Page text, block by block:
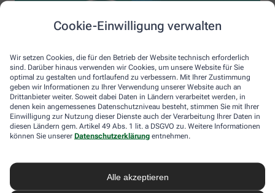
Cookie-Einwilligung verwalten
Wir setzen Cookies, die für den Betrieb der Website technisch erforderlich
sind. Darüber hinaus verwenden wir Cookies, um unsere Website für Sie
optimal zu gestalten und fortlaufend zu verbessern. Mit Ihrer Zustimmung
geben wir Informationen zu Ihrer Verwendung unserer Website auch an
Drittanbieter weiter. Soweit dabei Daten in Ländern verarbeitet werden, in
denen kein angemessenes Datenschutzniveau besteht, stimmen Sie mit Ihrer
Einwilligung zur Nutzung dieser Dienste auch der Verarbeitung Ihrer Daten in
diesen Ländern gem. Artikel 49 Abs. 1 lit. a DSGVO zu. Weitere Informationen
können Sie unserer Datenschutzerklärung entnehmen.
Alle akzeptieren